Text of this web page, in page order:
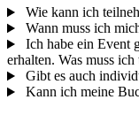
Wie kann ich
Wann muss ich
Ich habe ein Event
erhalten. Was muss ich
Gibt es auch
Kann ich meine